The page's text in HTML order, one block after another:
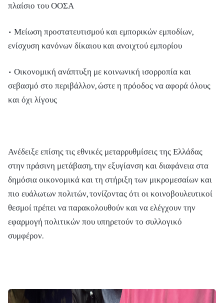
πλαίσιο του ΟΟΣΑ
• Μείωση προστατευτισμού και εμπορικών εμποδίων,
ενίσχυση κανόνων δίκαιου και ανοιχτού εμπορίου
• Οικονομική ανάπτυξη με κοινωνική ισορροπία και
σεβασμό στο περιβάλλον, ώστε η πρόοδος να αφορά όλους
και όχι λίγους
Ανέδειξε επίσης τις εθνικές μεταρρυθμίσεις της Ελλάδας
στην πράσινη μετάβαση, την εξυγίανση και διαφάνεια στα
δημόσια οικονομικά και τη στήριξη των μικρομεσαίων και
πιο ευάλωτων πολιτών, τονίζοντας ότι οι κοινοβουλευτικοί
θεσμοί πρέπει να παρακολουθούν και να ελέγχουν την
εφαρμογή πολιτικών που υπηρετούν το συλλογικό
συμφέρον.